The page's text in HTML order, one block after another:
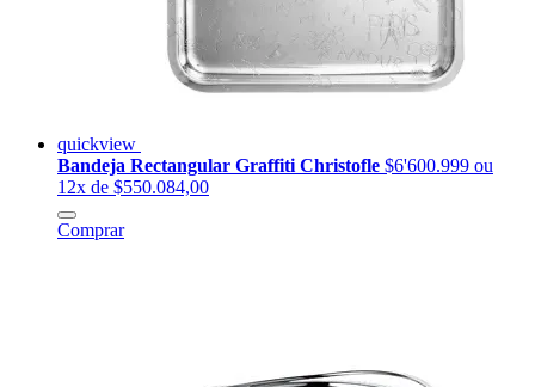
quickview
Bandeja Rectangular Graffiti Christofle $6'600.999 ou
12x de $550.084,00
Comprar